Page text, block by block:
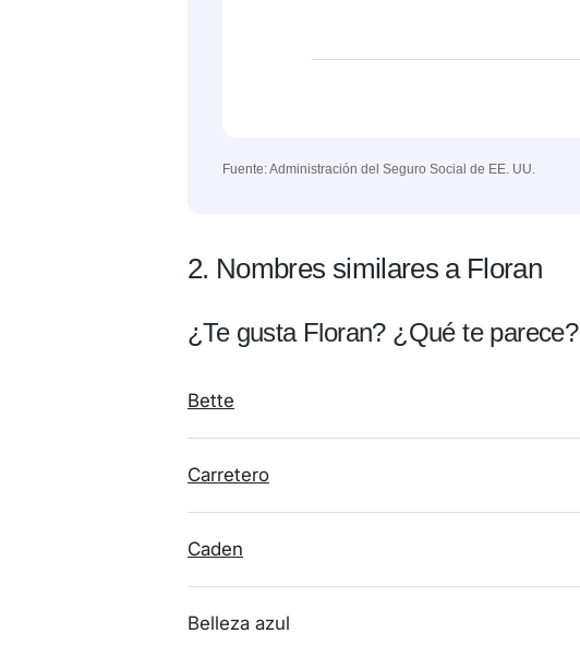
Fuente: Administración del Seguro Social de EE. UU.
2. Nombres similares a Floran
¿Te gusta Floran? ¿Qué te parece?
Bette
Carretero
Caden
Belleza azul